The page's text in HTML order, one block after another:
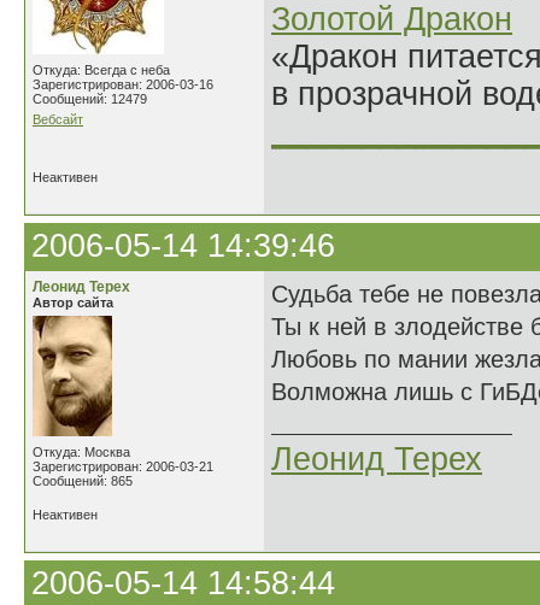
Откуда: Всегда с неба
Зарегистрирован: 2006-03-16
Сообщений: 12479
Вебсайт
Золотой Дракон
«Дракон
в прозрачной
Неактивен
2006-05-14 14:39:46
Леонид Терех
Автор сайта
Откуда: Москва
Зарегистрирован: 2006-03-21
Сообщений: 865
Судьба тебе не
Ты к ней в злодействе
Любовь по мании
Волможна лишь с
Леонид Терех
Неактивен
2006-05-14 14:58:44